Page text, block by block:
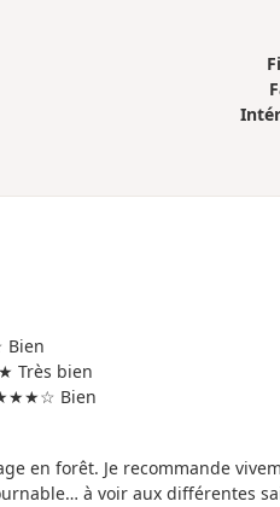
bien
Bien
en forêt. Je recommande
à voir aux différentes